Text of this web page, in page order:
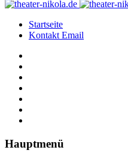
Startseite
Kontakt Email
Hauptmenü